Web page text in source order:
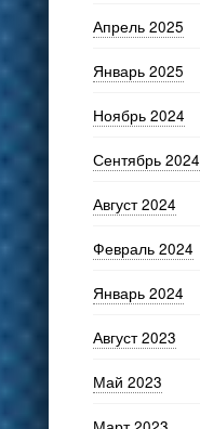
Апрель 2025
Январь 2025
Ноябрь 2024
Сентябрь 2024
Август 2024
Февраль 2024
Январь 2024
Август 2023
Май 2023